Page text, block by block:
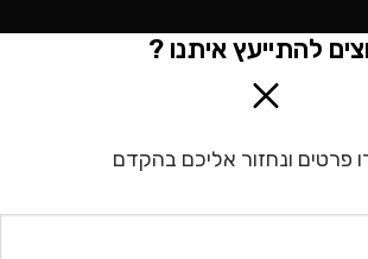
להתייעץ איתנו ?
פרטים ונחזור אליכם בהקדם